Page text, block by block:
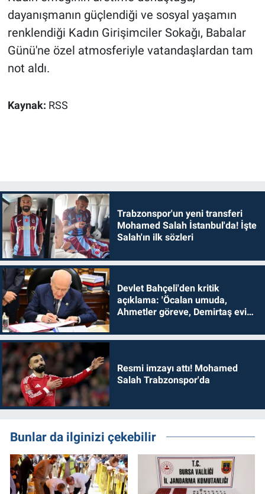
dayanışmanın güçlendiği ve sosyal yaşamın
renklendiği Kadın Girişimciler Sokağı, Babalar
Günü'ne özel atmosferiyle vatandaşlardan tam
not aldı.
Kaynak: RSS
Trabzonspor'un yeni transferi
Mohamed Salah İstanbul'da! İşte
Salah'ın ilk sözleri
Devlet Bahçeli'den kritik
açıklama: 'Öcalan umuda,
Ahmetler göreve, Demirtaş evine
Resmi imzayı attı! Mohamed
Salah Trabzonspor'da
Bunlar da ilginizi çekebilir